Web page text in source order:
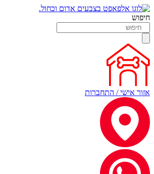
חיפוש
אזור אישי / התחברות